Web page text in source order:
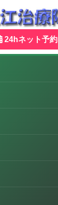
24hネット予約